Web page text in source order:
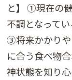
と】 ①現在の
不調となって
③将来かかり
に合う食べ物
神状態を知り